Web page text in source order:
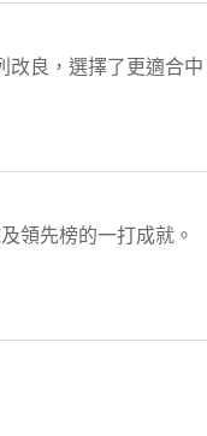
改良，選擇了更適合中
領先榜的一打成就。